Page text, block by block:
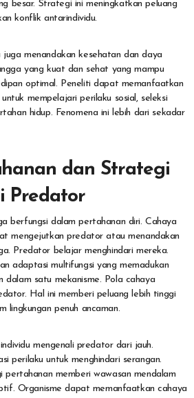
besar. Strategi ini meningkatkan peluang
konflik antarindividu.
juga menandakan kesehatan dan daya
yang kuat dan sehat yang mampu
optimal. Peneliti dapat memanfaatkan
mempelajari perilaku sosial, seleksi
hidup. Fenomena ini lebih dari sekadar
dan Strategi
Predator
berfungsi dalam pertahanan diri. Cahaya
mengejutkan predator atau menandakan
Predator belajar menghindari mereka.
adaptasi multifungsi yang memadukan
dalam satu mekanisme. Pola cahaya
Hal ini memberi peluang lebih tinggi
lingkungan penuh ancaman.
mengenali predator dari jauh.
perilaku untuk menghindari serangan.
memberi wawasan mendalam
Organisme dapat memanfaatkan cahaya